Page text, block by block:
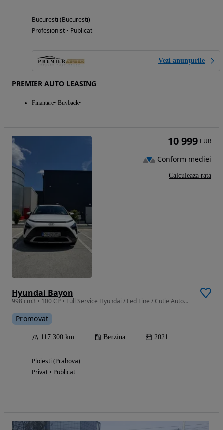
Bucuresti (Bucuresti)
Profesionist • Publicat
Vezi anunțurile
PREMIER AUTO LEASING
Finantare Buyback
Hyundai Bayon
998 cm3 • 100 CP • Full Service Hyundai / Led Line / Cutie Automata 7DCT / Mild-Hybrid
Promovat
117 300 km Benzina 2021
Ploiesti (Prahova)
Privat • Publicat
10 999 EUR
Conform mediei
Calculeaza rata